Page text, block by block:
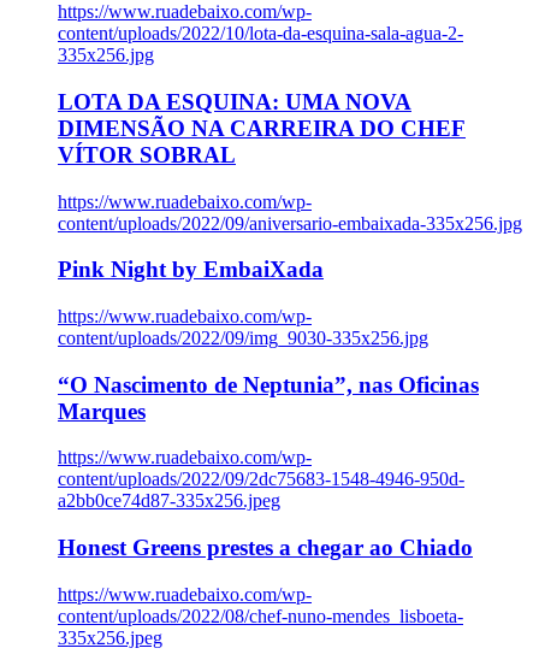
https://www.ruadebaixo.com/wp-
content/uploads/2022/10/lota-da-esquina-sala-agua-2-
335x256.jpg
LOTA DA ESQUINA: UMA NOVA
DIMENSÃO NA CARREIRA DO CHEF
VÍTOR SOBRAL
https://www.ruadebaixo.com/wp-
content/uploads/2022/09/aniversario-embaixada-335x256.jpg
Pink Night by EmbaiXada
https://www.ruadebaixo.com/wp-
content/uploads/2022/09/img_9030-335x256.jpg
“O Nascimento de Neptunia”, nas Oficinas
Marques
https://www.ruadebaixo.com/wp-
content/uploads/2022/09/2dc75683-1548-4946-950d-
a2bb0ce74d87-335x256.jpeg
Honest Greens prestes a chegar ao Chiado
https://www.ruadebaixo.com/wp-
content/uploads/2022/08/chef-nuno-mendes_lisboeta-
335x256.jpeg